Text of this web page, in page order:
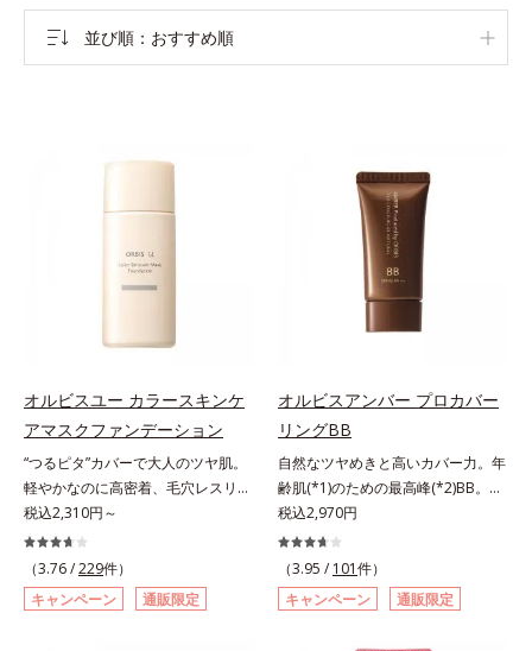
並び順 おすすめ順
オルビスユー カラースキンケ
アマスクファンデーション
“つるピタ”カバーで大人のツヤ肌。
軽やかなのに高密着、毛穴レスリキ
ッドファンデ。みずみずしく、とけ
込むように密着カバー毛穴レスでな
めらかな質感美へ導く、リキッドフ
ァンデーション「カバーはしたいけ
ど厚塗り感はイヤ」「素肌がもとも
税込2,310円～
（3.76 /229件）
キャンペーン
通販限定
オルビスアンバー プロカバー
リングBB
自然なツヤめきと高いカバー力。年
齢肌(*1)のための最高峰(*2)BB。年
齢肌(*1)のための最高峰(*2)BBクリ
ームです。肌のアラを光でふわりと
とばし、くすみや凹凸も軽やかにカ
バー。さらに厚みのあるテクスチャ
ーが均一にのび広がり、しっかりカ
税込2,970円
（3.95 / 101件）
キャンペーン
通販限定